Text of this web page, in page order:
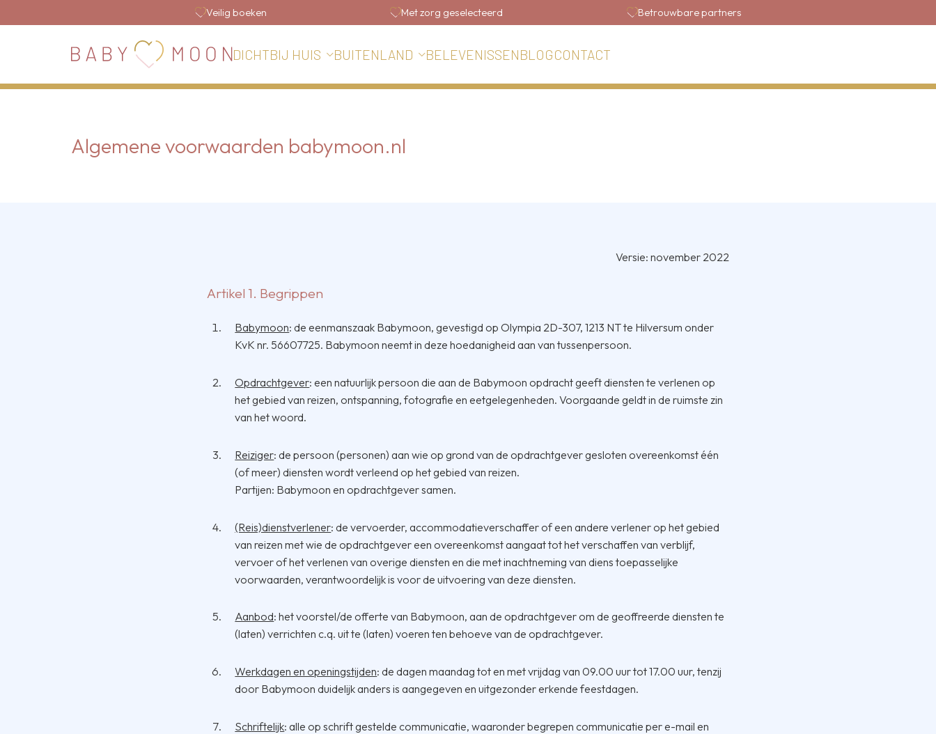
Veilig boeken Met zorg geselecteerd Betrouwbare partners
DICHTBIJ HUIS BUITENLAND BELEVENISSENBLOGCONTACT
Algemene voorwaarden babymoon.nl
Versie: november 2022
Artikel 1. Begrippen
Babymoon: de eenmanszaak Babymoon, gevestigd op Olympia 2D-307, 1213 NT te Hilversum onder
KvK nr. 56607725. Babymoon neemt in deze hoedanigheid aan van tussenpersoon.
Opdrachtgever: een natuurlijk persoon die aan de Babymoon opdracht geeft diensten te verlenen op
het gebied van reizen, ontspanning, fotografie en eetgelegenheden. Voorgaande geldt in de ruimste zin
van het woord.
Reiziger: de persoon (personen) aan wie op grond van de opdrachtgever gesloten overeenkomst één
(of meer) diensten wordt verleend op het gebied van reizen.
Partijen: Babymoon en opdrachtgever samen.
(Reis)dienstverlener: de vervoerder, accommodatieverschaffer of een andere verlener op het gebied
van reizen met wie de opdrachtgever een overeenkomst aangaat tot het verschaffen van verblijf,
vervoer of het verlenen van overige diensten en die met inachtneming van diens toepasselijke
voorwaarden, verantwoordelijk is voor de uitvoering van deze diensten.
Aanbod: het voorstel/de offerte van Babymoon, aan de opdrachtgever om de geoffreerde diensten te
(laten) verrichten c.q. uit te (laten) voeren ten behoeve van de opdrachtgever.
Werkdagen en openingstijden: de dagen maandag tot en met vrijdag van 09.00 uur tot 17.00 uur, tenzij
door Babymoon duidelijk anders is aangegeven en uitgezonder erkende feestdagen.
Schriftelijk: alle op schrift gestelde communicatie, waaronder begrepen communicatie per e-mail en